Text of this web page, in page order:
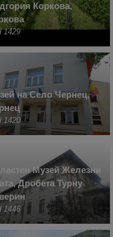
Коркова,
1429
на Село Чернец,
1420
Музей Железни
Дробета Турну
1446